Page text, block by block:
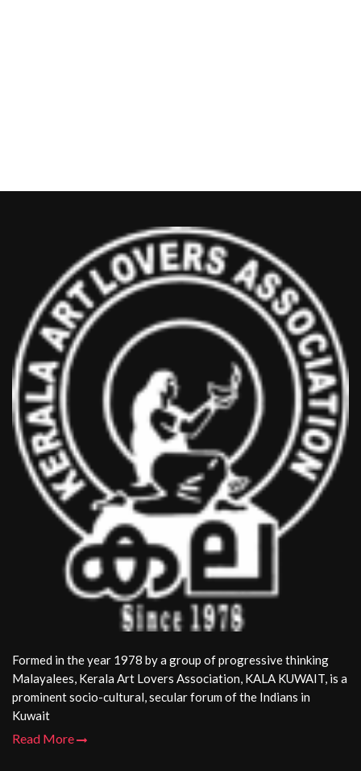
Formed in the year 1978 by a group of progressive thinking
Malayalees, Kerala Art Lovers Association, KALA KUWAIT, is a
prominent socio-cultural, secular forum of the Indians in
Kuwait
Read More